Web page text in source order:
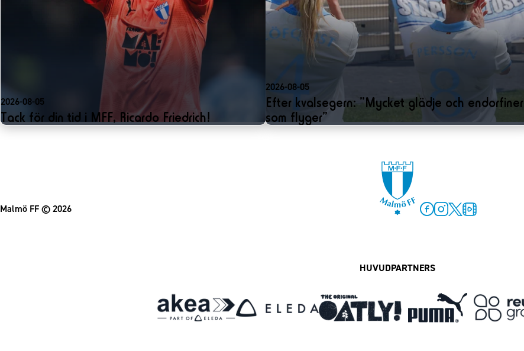
2026-08-05
Tack för din tid i MFF, Ricardo Friedrich!
2026-08-05
Efter kvalsegern: ”Mycket glädje och endorfiner
som flyger”
Malmö FF© 2026
HUVUDPARTNERS